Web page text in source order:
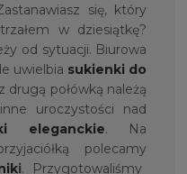
się, który
w dziesiątkę?
od sytuacji. Biurowa
uwielbia sukienki do
połówką należą
uroczystości nad
eleganckie. Na
polecamy
i. Przygotowaliśmy